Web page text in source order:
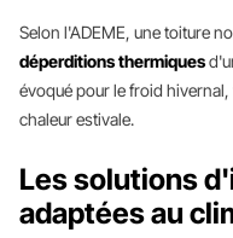
Selon l'ADEME, une toiture
déperditions thermiques
évoqué pour le froid
chaleur estivale.
Les solutions
adaptées au